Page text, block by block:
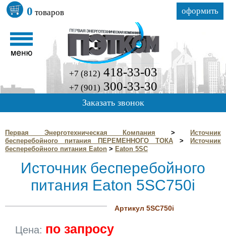
0 товаров оформить
+7 (812) 418-33-03
+7 (901) 300-33-30
Заказать звонок
Первая Энерготехническая Компания >
Источник
бесперебойного питания ПЕРЕМЕННОГО ТОКА >
Источник
бесперебойного питания Eaton > Eaton 5SC
Источник бесперебойного
питания Eaton 5SC750i
Артикул 5SC750i
Цена: по запросу